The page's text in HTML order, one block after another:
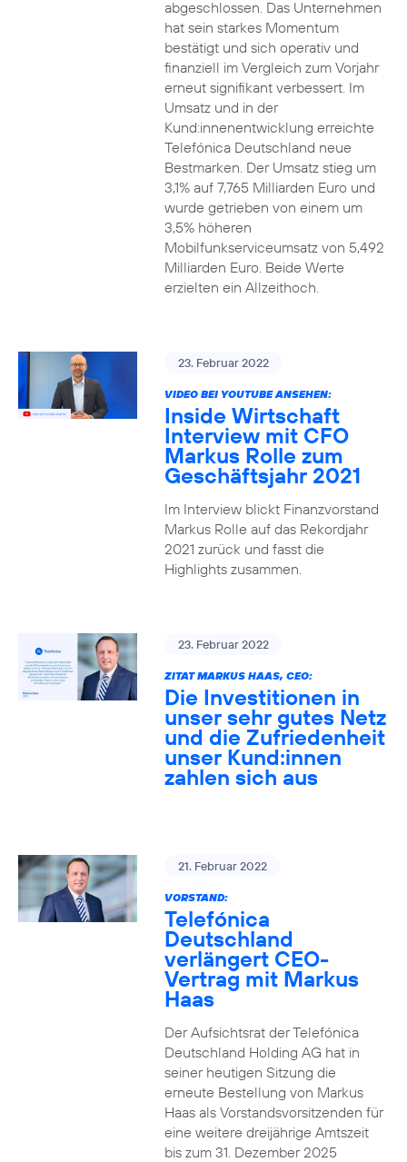
abgeschlossen. Das Unternehmen
hat sein starkes Momentum
bestätigt und sich operativ und
finanziell im Vergleich zum Vorjahr
erneut signifikant verbessert. Im
Umsatz und in der
Kund:innenentwicklung erreichte
Telefónica Deutschland neue
Bestmarken. Der Umsatz stieg um
3,1% auf 7,765 Milliarden Euro und
wurde getrieben von einem um
3,5% höheren
Mobilfunkserviceumsatz von 5,492
Milliarden Euro. Beide Werte
erzielten ein Allzeithoch.
23. Februar 2022
VIDEO BEI YOUTUBE ANSEHEN:
Inside Wirtschaft
Interview mit CFO
Markus Rolle zum
Geschäftsjahr 2021
Im Interview blickt Finanzvorstand
Markus Rolle auf das Rekordjahr
2021 zurück und fasst die
Highlights zusammen.
23. Februar 2022
ZITAT MARKUS HAAS, CEO:
Die Investitionen in
unser sehr gutes Netz
und die Zufriedenheit
unser Kund:innen
zahlen sich aus
21. Februar 2022
VORSTAND:
Telefónica
Deutschland
verlängert CEO-
Vertrag mit Markus
Haas
Der Aufsichtsrat der Telefónica
Deutschland Holding AG hat in
seiner heutigen Sitzung die
erneute Bestellung von Markus
Haas als Vorstandsvorsitzenden für
eine weitere dreijährige Amtszeit
bis zum 31. Dezember 2025